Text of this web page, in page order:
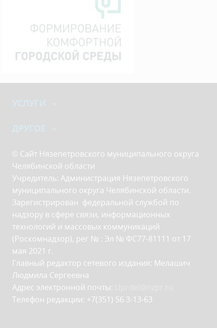
УСЛУГИ
ДРУГОЕ
© Сайт Нязепетровского муниципального округа
Челябинской области
Учредитель: Администрация Нязепетровского
муниципального округа Челябинской области.
Зарегистрирован федеральной службой по
надзору в сфере связи, информационных
технологий и массовых коммуникаций
(Роскомнадзор), рег № : Эл № ФС77-81111 от 17
мая 2021 г.
Главный редактор сетевого издания: Мелашич
Людмила Сергеевна
Адрес электронной почты:
Телефон редакции: +7(351) 56 3-13-63